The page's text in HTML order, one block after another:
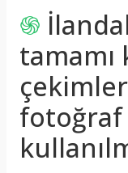
֍
tamamı
fotoğraf